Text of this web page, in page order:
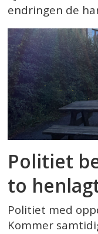
endringen de
Politiet
to
Politiet med
Kommer